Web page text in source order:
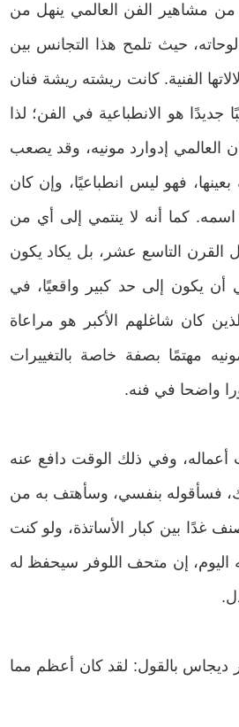
إدوارد مونيه – المولود في العام 1832 – من مشاهير الفن العالمي ينهل من
لوحاته، حيث تلمح هذا التجانس بين
الفنية. كانت ريشته ريشة فنان
هو الانطباعية في الفن؛ لذا
العالمي إدوارد مونيه، وقد يصعب
فهو ليس انطباعيًا، وإن كان
كما أنه لا ينتمي إلى أي من
القرن التاسع عشر، بل يكاد يكون
يكون إلى حد كبير واقعيًا، في
كان شاغلهم الأكبر هو مراعاة
مهتمًا بصفة خاصة بالتغييرات
واضحا في فنه.
أعماله، وفي ذلك الوقت دافع عنه
ذلك، فسأقوله بنفسي، وسأهتف به من
غدًا بين كبار الأساتذة، ولو كنت
اليوم، إن متحف اللوفر سيحفظ له
الرسام إدجار ديجاس بالقول: لقد كان أعظم مما